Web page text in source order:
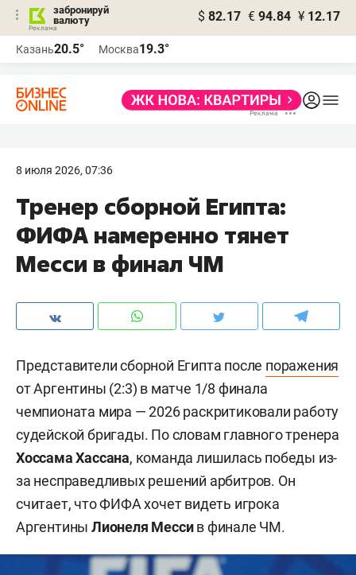
забронируй
валюту
$ 82.17 € 94.84 ¥ 12.17
Казань20.5° Москва19.3°
8 июля 2026, 07:36
Тренер сборной Египта:
ФИФА намеренно тянет
Месси в финал ЧМ
Представители сборной Египта после поражения
от Аргентины (2:3) в матче 1/8 финала
чемпионата мира — 2026 раскритиковали работу
судейской бригады. По словам главного тренера
Хоссама Хассана, команда лишилась победы из-
за несправедливых решений арбитров. Он
считает, что ФИФА хочет видеть игрока
АргентиныЛионеля Мессив финале ЧМ.